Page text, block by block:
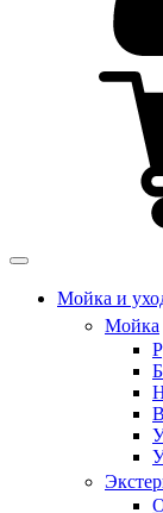
Мойка и
Мойка